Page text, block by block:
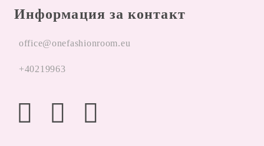
Информация за контакт
office@onefashionroom.eu
+40219963